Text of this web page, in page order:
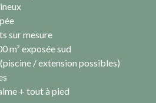
sur mesure
m² exposée sud
/ extension possibles)
+ tout à pied